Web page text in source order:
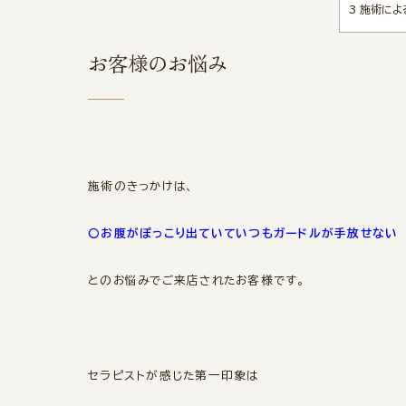
3 施術によ
お客様のお悩み
施術のきっかけは、
〇お腹がぽっこり出ていていつもガードルが手放せない
とのお悩みでご来店されたお客様です。
セラピストが感じた第一印象は